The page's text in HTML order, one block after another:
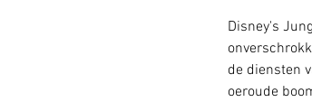
Disney's
de diensten
oeroude